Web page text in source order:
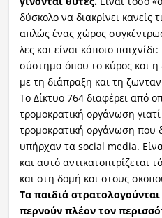
δύσκολο να διακρίνει κανείς
απλώς ένας χώρος
λες και είναι κάποιο
σύστημα όπου το κύρος και η
με τη διάπραξη και τη
Το Δίκτυο 764 διαφέρει από
τρομοκρατική οργάνωση
τρομοκρατική οργάνωση που
υπήρχαν τα social media.
και αυτό αντικατοπτρίζεται
και στη δομή και στους
Τα παιδιά
περνούν πλέον τον